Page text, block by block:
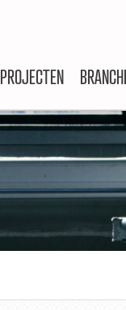
PROJECTEN